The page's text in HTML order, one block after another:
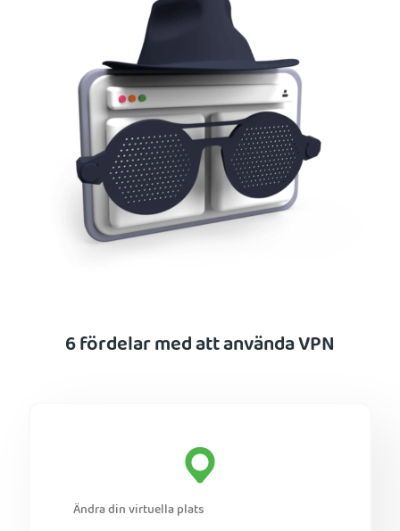
6 fördelar med att använda VPN
Ändra din virtuella plats